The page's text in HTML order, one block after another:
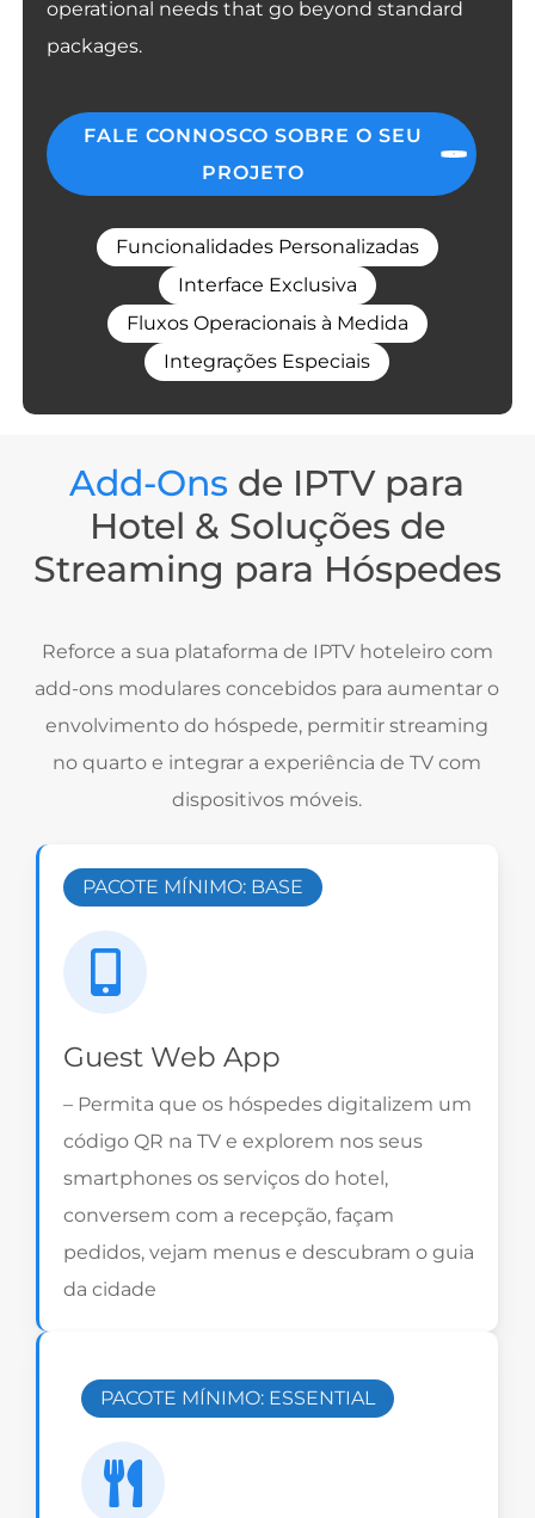
operational needs that go beyond standard
packages.
FALE CONNOSCO SOBRE O SEU
PROJETO
Funcionalidades Personalizadas
Interface Exclusiva
Fluxos Operacionais à Medida
Integrações Especiais
Add-Ons de IPTV para
Hotel & Soluções de
Streaming para Hóspedes
Reforce a sua plataforma de IPTV hoteleiro com
add-ons modulares concebidos para aumentar o
envolvimento do hóspede, permitir streaming
no quarto e integrar a experiência de TV com
dispositivos móveis.
PACOTE MÍNIMO: BASE
Guest Web App
– Permita que os hóspedes digitalizem um
código QR na TV e explorem nos seus
smartphones os serviços do hotel,
conversem com a recepção, façam
pedidos, vejam menus e descubram o guia
da cidade
PACOTE MÍNIMO: ESSENTIAL